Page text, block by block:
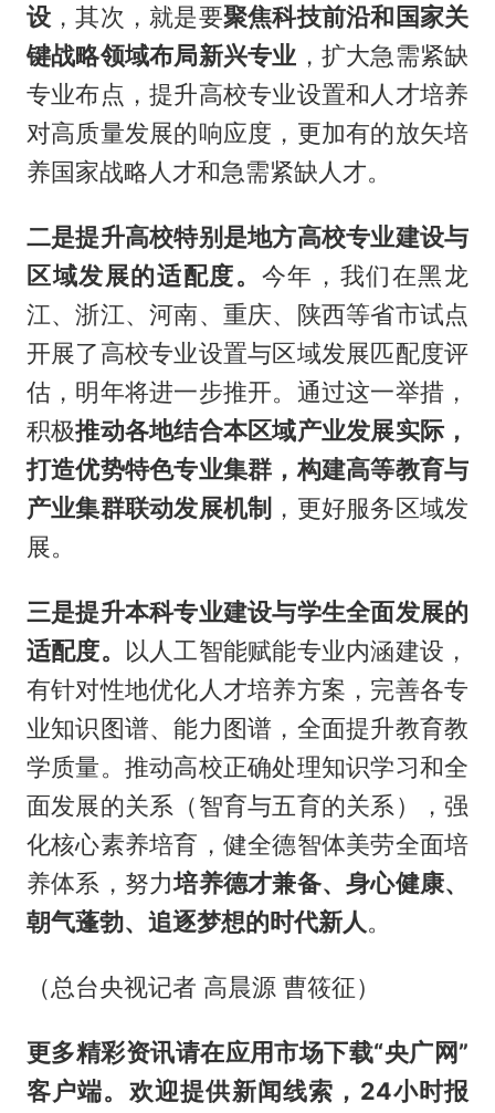
设 ，其次，就是要聚焦科技前沿和国家关
键战略领域布局新兴专业 ，扩大急需紧缺
专业布点，提升高校专业设置和人才培养
对高质量发展的响应度，更加有的放矢培
养国家战略人才和急需紧缺人才。
二是提升高校特别是地方高校专业建设与
区域发展的适配度。 今年，我们在黑龙
江、浙江、河南、重庆、陕西等省市试点
开展了高校专业设置与区域发展匹配度评
估，明年将进一步推开。通过这一举措，
积极推动各地结合本区域产业发展实际，
打造优势特色专业集群，构建高等教育与
产业集群联动发展机制 ，更好服务区域发
展。
三是提升本科专业建设与学生全面发展的
适配度。 以人工智能赋能专业内涵建设，
有针对性地优化人才培养方案，完善各专
业知识图谱、能力图谱，全面提升教育教
学质量。推动高校正确处理知识学习和全
面发展的关系（智育与五育的关系），强
化核心素养培育，健全德智体美劳全面培
养体系，努力培养德才兼备、身心健康、
朝气蓬勃、追逐梦想的时代新人。
（总台央视记者 高晨源 曹筱征）
更多精彩资讯请在应用市场下载“央广网”
客户端。欢迎提供新闻线索，24小时报